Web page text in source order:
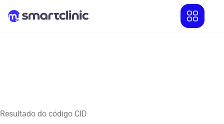
Resultado do código CID